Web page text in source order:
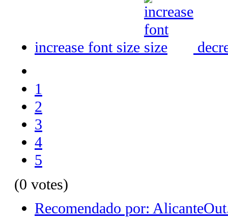
increase font size
1
2
3
4
5
(0 votes)
Recomendado por: